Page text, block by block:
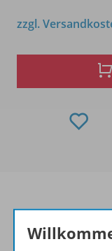
zzgl.